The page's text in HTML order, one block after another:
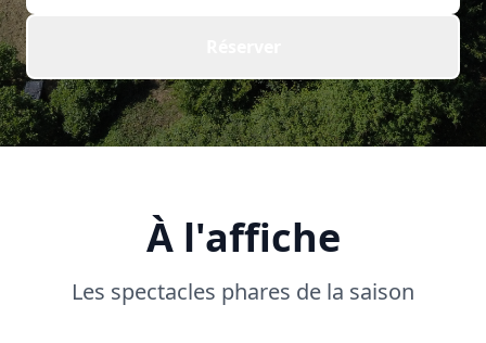
À l'affiche
Les spectacles phares de la saison